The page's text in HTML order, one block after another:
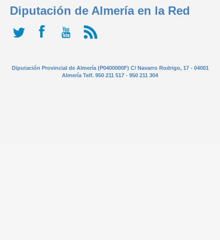
Diputación de Almería en la Red
Diputación Provincial de Almería (P0400000F) C/ Navarro Rodrigo, 17 - 04001
Almería Telf. 950 211 517 - 950 211 304